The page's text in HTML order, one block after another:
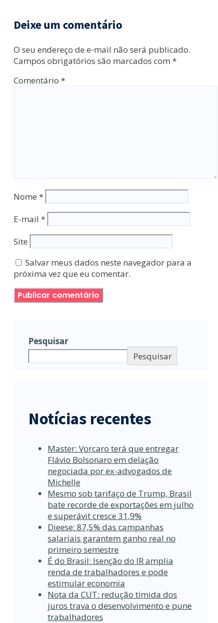
Deixe um comentário
O seu endereço de e-mail não será publicado.
Campos obrigatórios são marcados com *
Comentário *
Nome *
E-mail *
Site
Salvar meus dados neste navegador para a
próxima vez que eu comentar.
Pesquisar
Pesquisar
Notícias recentes
Master: Vorcaro terá que entregar
Flávio Bolsonaro em delação
negociada por ex-advogados de
Michelle
Mesmo sob tarifaço de Trump, Brasil
bate recorde de exportações em julho
e superávit cresce 31,9%
Dieese: 87,5% das campanhas
salariais garantem ganho real no
primeiro semestre
É do Brasil: Isenção do IR amplia
renda de trabalhadores e pode
estimular economia
Nota da CUT: redução tímida dos
juros trava o desenvolvimento e pune
trabalhadores